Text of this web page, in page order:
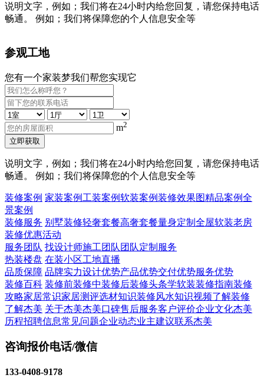
说明文字，例如；我们将在24小时内给您回复，请您保持电话
畅通。 例如；我们将保障您的个人信息安全等
参观工地
您有一个家装梦我们帮您实现它
m2
立即获取
说明文字，例如；我们将在24小时内给您回复，请您保持电话
畅通。 例如；我们将保障您的个人信息安全等
装修案例 家装案例 工装案例软装案例装修效果图精品案例全
景案例
装修服务 别墅装修轻奢套餐高奢套餐量身定制 全屋软装老房
装修优惠活动
服务团队 找设计师施工团队 团队定制服务
热装楼盘 在装小区工地直播
品质保障 品牌实力设计优势产品优势交付优势服务优势
装修百科 装修前装修中装修后装修头条学软装装修指南装修
攻略家居常识家居测评选材知识装修风水知识视频了解装修
了解杰美 关于杰美杰美口碑售后服务客户评价企业文化杰美
历程招聘信息常见问题企业动态业主建议联系杰美
咨询报价电话/微信
133-0408-9178